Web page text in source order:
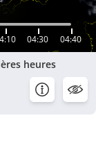
04:30 04:40
heures